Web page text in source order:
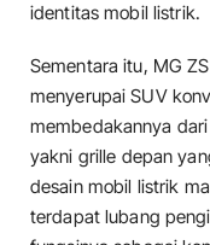
identitas mobil listrik.
Sementara itu, MG
menyerupai SUV
membedakannya
yakni grille depan
desain mobil listrik
terdapat lubang